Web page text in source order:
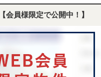
【会員様限定で公開中！】